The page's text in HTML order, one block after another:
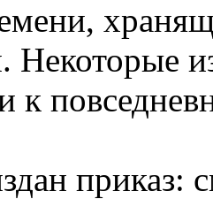
к
приказ: